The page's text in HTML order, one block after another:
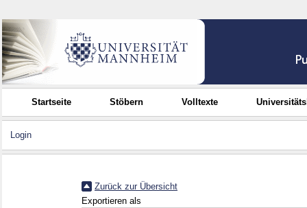
Startseite Stöbern Volltexte
Login
Zurück zur Übersicht
Exportieren als